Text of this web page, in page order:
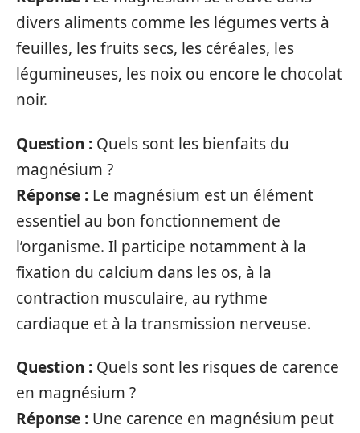
divers aliments comme les légumes verts à
feuilles, les fruits secs, les céréales, les
légumineuses, les noix ou encore le chocolat
noir.
Question : Quels sont les bienfaits du
magnésium ?
Réponse : Le magnésium est un élément
essentiel au bon fonctionnement de
l’organisme. Il participe notamment à la
fixation du calcium dans les os, à la
contraction musculaire, au rythme
cardiaque et à la transmission nerveuse.
Question : Quels sont les risques de carence
en magnésium ?
Réponse : Une carence en magnésium peut